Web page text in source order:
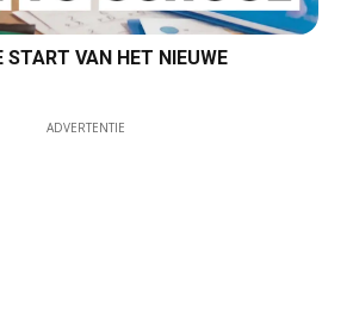
START VAN HET NIEUWE
ADVERTENTIE